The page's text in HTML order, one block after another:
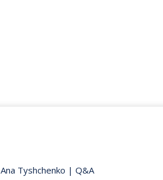
Ana Tyshchenko | Q&A